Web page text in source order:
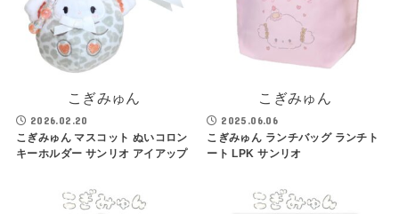
こぎみゅん
2026.02.20
こぎみゅん マスコット ぬいコロン
キーホルダー サンリオ アイアップ
こぎみゅん
2025.06.06
こぎみゅん ランチバッグ ランチト
ート LPK サンリオ